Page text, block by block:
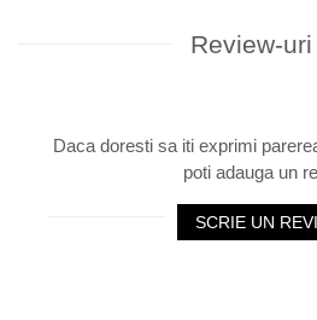
Review-uri
Daca doresti sa iti exprimi
poti adauga un
SCRIE UN